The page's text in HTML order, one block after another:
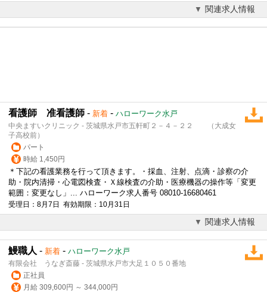
関連求人情報
看護師 准看護師 - 新着 - ハローワーク水戸
中央ますいクリニック - 茨城県水戸市五軒町２－４－２２ （大成女
子高校前）
パート
時給 1,450円
＊下記の看護業務を行って頂きます。・採血、注射、点滴・診察の介
助・院内清掃・心電図検査・Ｘ線検査の介助・医療機器の操作等「変更
範囲：変更なし」... ハローワーク求人番号 08010-16680461
受理日：8月7日 有効期限：10月31日
関連求人情報
鰻職人 - 新着 - ハローワーク水戸
有限会社 うなぎ斎藤 - 茨城県水戸市大足１０５０番地
正社員
月給 309,600円 ～ 344,000円